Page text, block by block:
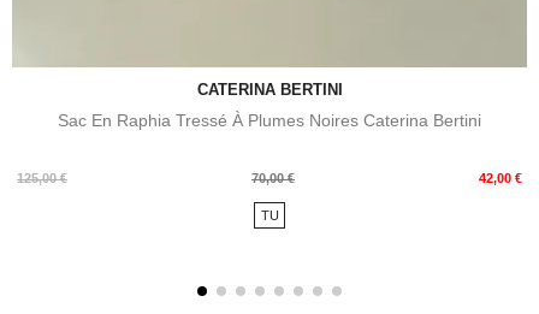
CATERINA BERTINI
Sac En Raphia Tressé À Plumes Noires Caterina Bertini
125,00 €
Prix
70,00 € 42,00 €
Prix
TU